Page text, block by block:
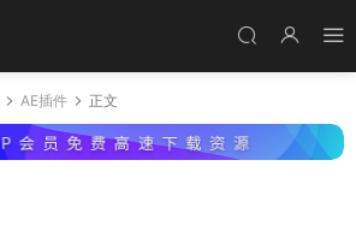
AE插件 正文